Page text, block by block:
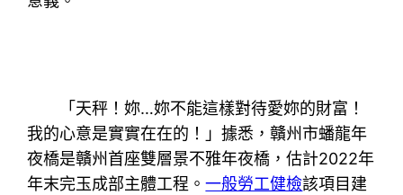
「天秤！妳…妳不能這樣對待愛妳的財富！
我的心意是實實在在的！」據悉，贛州市蟠龍年
夜橋是贛州首座雙層景不雅年夜橋，估計2022年
年末完玉成部主體工程。一般勞工健檢該項目建